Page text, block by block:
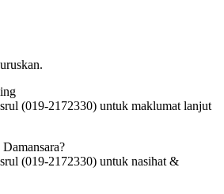
(019-2172330) untuk maklumat lanjut
(019-2172330) untuk nasihat &